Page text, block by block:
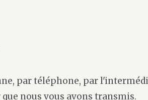
par téléphone, par
nous vous avons transmis.